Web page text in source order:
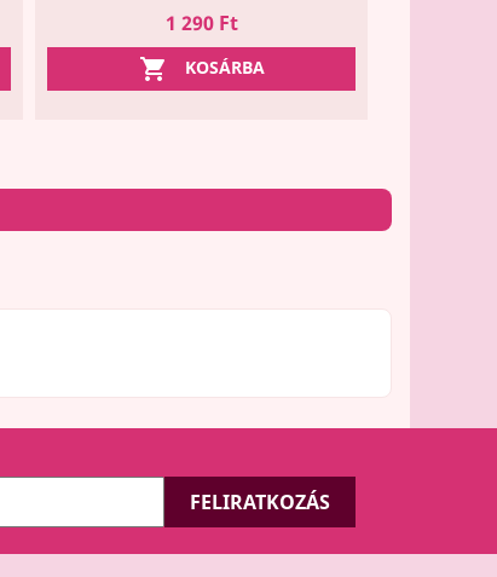
Ár
1 290 Ft
 KOSÁRBA